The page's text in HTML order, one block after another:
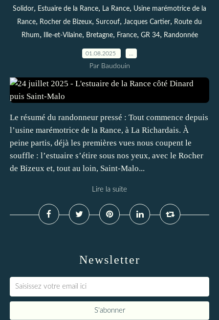
Solidor, Estuaire de la Rance, La Rance, Usine marémotrice de la
Rance, Rocher de Bizeux, Surcouf, Jacques Cartier, Route du
Rhum, Ille-et-Vilaine, Bretagne, France, GR 34, Randonnée
01.08.2025
Par Baudouin
Le résumé du randonneur pressé : Tout commence depuis
l’usine marémotrice de la Rance, à La Richardais. À
peine partis, déjà les premières vues nous coupent le
souffle : l’estuaire s’étire sous nos yeux, avec le Rocher
de Bizeux et, tout au loin, Saint-Malo...
Lire la suite
Newsletter